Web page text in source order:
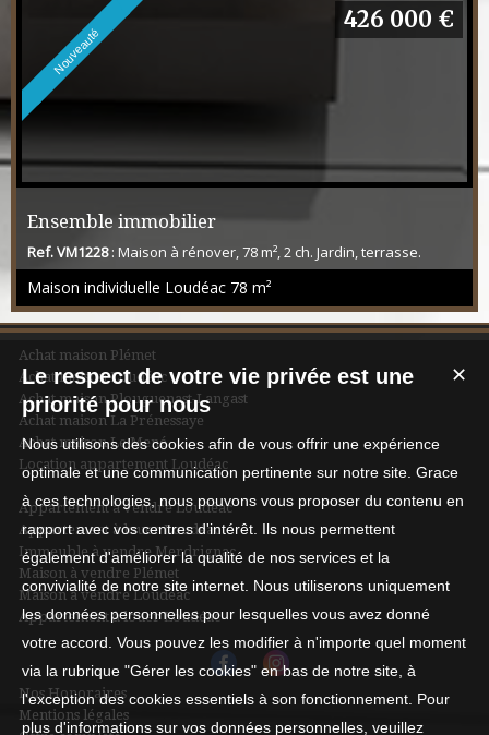
Nouveauté
Ensemble immobilier
Ref. VM1228: Maison à rénover, 78 m², 2 ch. Jardin, terrasse.
Proche hôpital, commodités. Éligible fibre.
Maison individuelle Loudéac 78 m²
426 000 €
Achat maison Plémet
Achat maison Loudéac
Achat maison Plouguenast-Langast
Achat maison La Prénessaye
Achat maison Le Mené
Location appartement Loudéac
Appartement à vendre Loudéac
Appartement à louer Loudéac
Immeuble à vendre Merdrignac
Maison à vendre Plémet
Maison à vendre Loudéac
Appartement à louer Loudéac
Nos Honoraires
Mentions légales
✕
Le respect de votre vie privée est une
priorité pour nous
Nous utilisons des cookies afin de vous offrir une expérience
optimale et une communication pertinente sur notre site. Grace
à ces technologies, nous pouvons vous proposer du contenu en
rapport avec vos centres d'intérêt. Ils nous permettent
également d'améliorer la qualité de nos services et la
convivialité de notre site internet. Nous utiliserons uniquement
les données personnelles pour lesquelles vous avez donné
votre accord. Vous pouvez les modifier à n'importe quel moment
via la rubrique "Gérer les cookies" en bas de notre site, à
l'exception des cookies essentiels à son fonctionnement. Pour
plus d'informations sur vos données personnelles, veuillez